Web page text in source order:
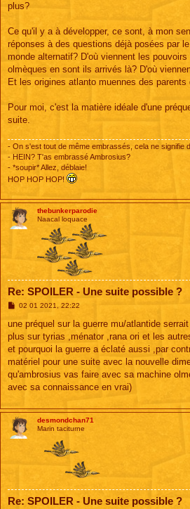
plus?
Ce qu'il y a à développer, ce sont, à mon
réponses à des questions déjà posées par
monde alternatif? D'où viennent les
olmèques en sont ils arrivés là? D'où
Et les origines atlanto muennes des
Pour moi, c'est la matière idéale d'une
suite.
- On s'est tout de même embrassés, cela ne signifie
- HEIN? T'as embrassé Ambrosius?
- *soupir* Allez, déblaie!
HOP HOP HOP!
thebunkerparodie
Naacal loquace
Re: SPOILER - Une suite possible ?
M
s
a
g
e
02 01 2021, 22:22
une préquel sur la guerre mu/atlantide
plus sur tyrias ,ménator ,rana ori et les
et pourquoi la guerre a éclaté aussi ,par
matériel pour une suite avec la nouvelle
qu'ambrosius vas faire avec sa machine
avec sa connaissance en vrai)
desmondchan71
Marin taciturne
Re: SPOILER - Une suite possible ?